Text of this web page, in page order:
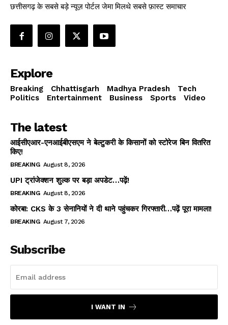
छत्तीसगढ़ के सबसे बड़े न्यूज़ पोर्टल जेमा मिलथे सबसे फ़ास्ट समाचार
Explore
Breaking Chhattisgarh Madhya Pradesh
Tech
Politics
Entertainment Business Sports Video
The latest
आईसीएआर-एनआईबीएसएम ने बेल्टुकरी के किसानों को स्टोरेज बिन वितरित
किए!
BREAKING August 8, 2026
UPI ट्रांजेक्शन शुल्क पर बड़ा अपडेट…पढ़ें!
BREAKING August 8, 2026
कोरबा: CKS के 3 सेनानियों ने दी थाने पहुंचकर गिरफ्तारी…पढ़ें पूरा मामला!
BREAKING August 7, 2026
Subscribe
I WANT IN